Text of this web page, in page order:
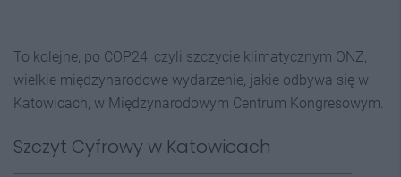
To kolejne, po COP24, czyli szczycie klimatycznym ONZ,
wielkie międzynarodowe wydarzenie, jakie odbywa się w
Katowicach, w Międzynarodowym Centrum Kongresowym.
Szczyt Cyfrowy w Katowicach